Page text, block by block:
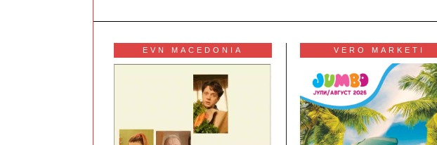
EVN MACEDONIA VERO MARKETI